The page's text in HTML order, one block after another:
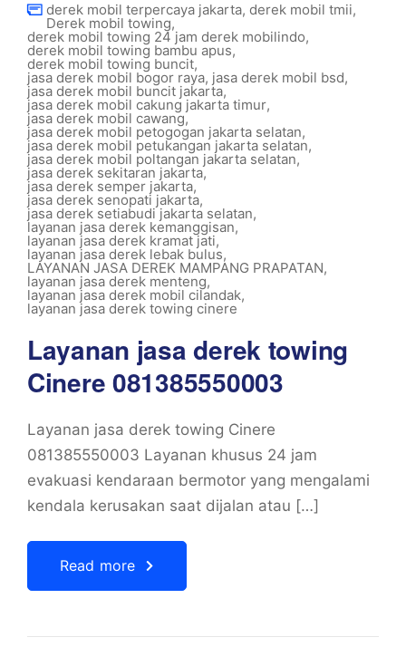
derek mobil terpercaya jakarta, derek mobil tmii,
Derek mobil towing,
derek mobil towing 24 jam derek mobilindo,
derek mobil towing bambu apus,
derek mobil towing buncit,
jasa derek mobil bogor raya, jasa derek mobil bsd,
jasa derek mobil buncit jakarta,
jasa derek mobil cakung jakarta timur,
jasa derek mobil cawang,
jasa derek mobil petogogan jakarta selatan,
jasa derek mobil petukangan jakarta selatan,
jasa derek mobil poltangan jakarta selatan,
jasa derek sekitaran jakarta,
jasa derek semper jakarta,
jasa derek senopati jakarta,
jasa derek setiabudi jakarta selatan,
layanan jasa derek kemanggisan,
layanan jasa derek kramat jati,
layanan jasa derek lebak bulus,
LAYANAN JASA DEREK MAMPANG PRAPATAN,
layanan jasa derek menteng,
layanan jasa derek mobil cilandak,
layanan jasa derek towing cinere
Layanan jasa derek towing
Cinere 081385550003
Layanan jasa derek towing Cinere
081385550003 Layanan khusus 24 jam
evakuasi kendaraan bermotor yang mengalami
kendala kerusakan saat dijalan atau […]
Read more